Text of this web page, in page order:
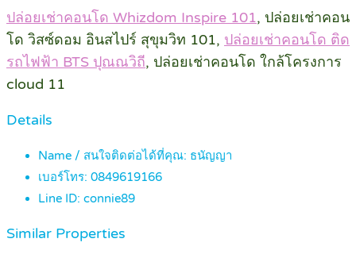
ปล่อยเช่าคอนโด Whizdom Inspire 101, ปล่อยเช่าคอน
โด วิสซ์ดอม อินสไปร์ สุขุมวิท 101, ปล่อยเช่าคอนโด ติด
รถไฟฟ้า BTS ปุณณวิถี, ปล่อยเช่าคอนโด ใกล้โครงการ
cloud 11
Details
Name / สนใจติดต่อได้ที่คุณ: ธนัญญา
เบอร์โทร: 0849619166
Line ID: connie89
Similar Properties